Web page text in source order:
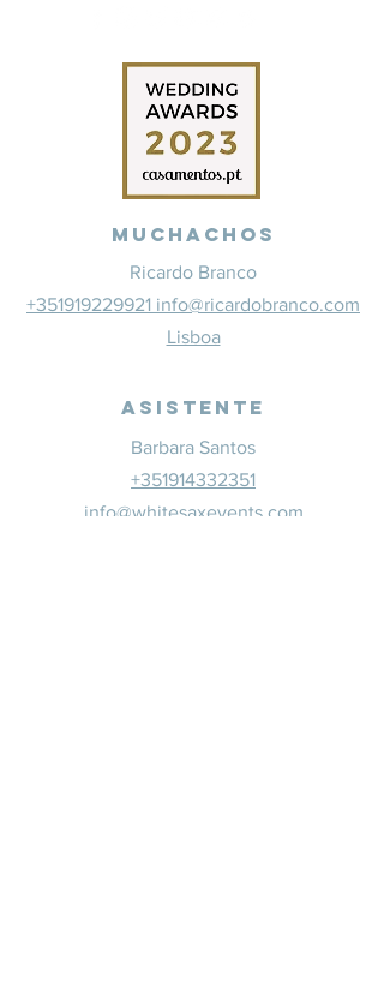
Muchachos
Ricardo Branco
+351919229921 info@ricardobranco.com
Lisboa
Asistente
Barbara Santos
+351914332351
info@whitesaxevents.com